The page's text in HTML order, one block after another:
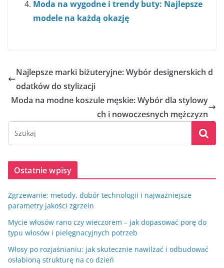
Moda na wygodne i trendy buty: Najlepsze
modele na każdą okazję
Najlepsze marki biżuteryjne: Wybór designerskich d
odatków do stylizacji
Moda na modne koszule męskie: Wybór dla stylowy
ch i nowoczesnych mężczyzn
Ostatnie wpisy
Zgrzewanie: metody, dobór technologii i najważniejsze
parametry jakości zgrzein
Mycie włosów rano czy wieczorem – jak dopasować porę do
typu włosów i pielęgnacyjnych potrzeb
Włosy po rozjaśnianiu: jak skutecznie nawilżać i odbudować
osłabioną strukturę na co dzień